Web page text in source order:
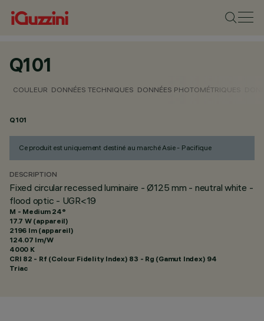
Q101
COULEUR DONNÉES TECHNIQUES DONNÉES PHOTOMÉTRIQUES
Q101
Ce produit est uniquement destiné au marché Asie - Pacifique
DESCRIPTION
Fixed circular recessed luminaire - Ø125 mm - neutral white -
flood optic - UGR<19
M - Medium 24°
17.7 W (appareil)
2196 lm (appareil)
124.07 lm/W
4000 K
CRI 82 - Rf (Colour Fidelity Index) 83 - Rg (Gamut Index) 94
Triac